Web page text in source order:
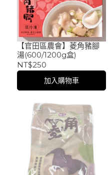
【官田區農會】菱角豬腳
湯(600/1200g盒)
NT$250
加入購物車